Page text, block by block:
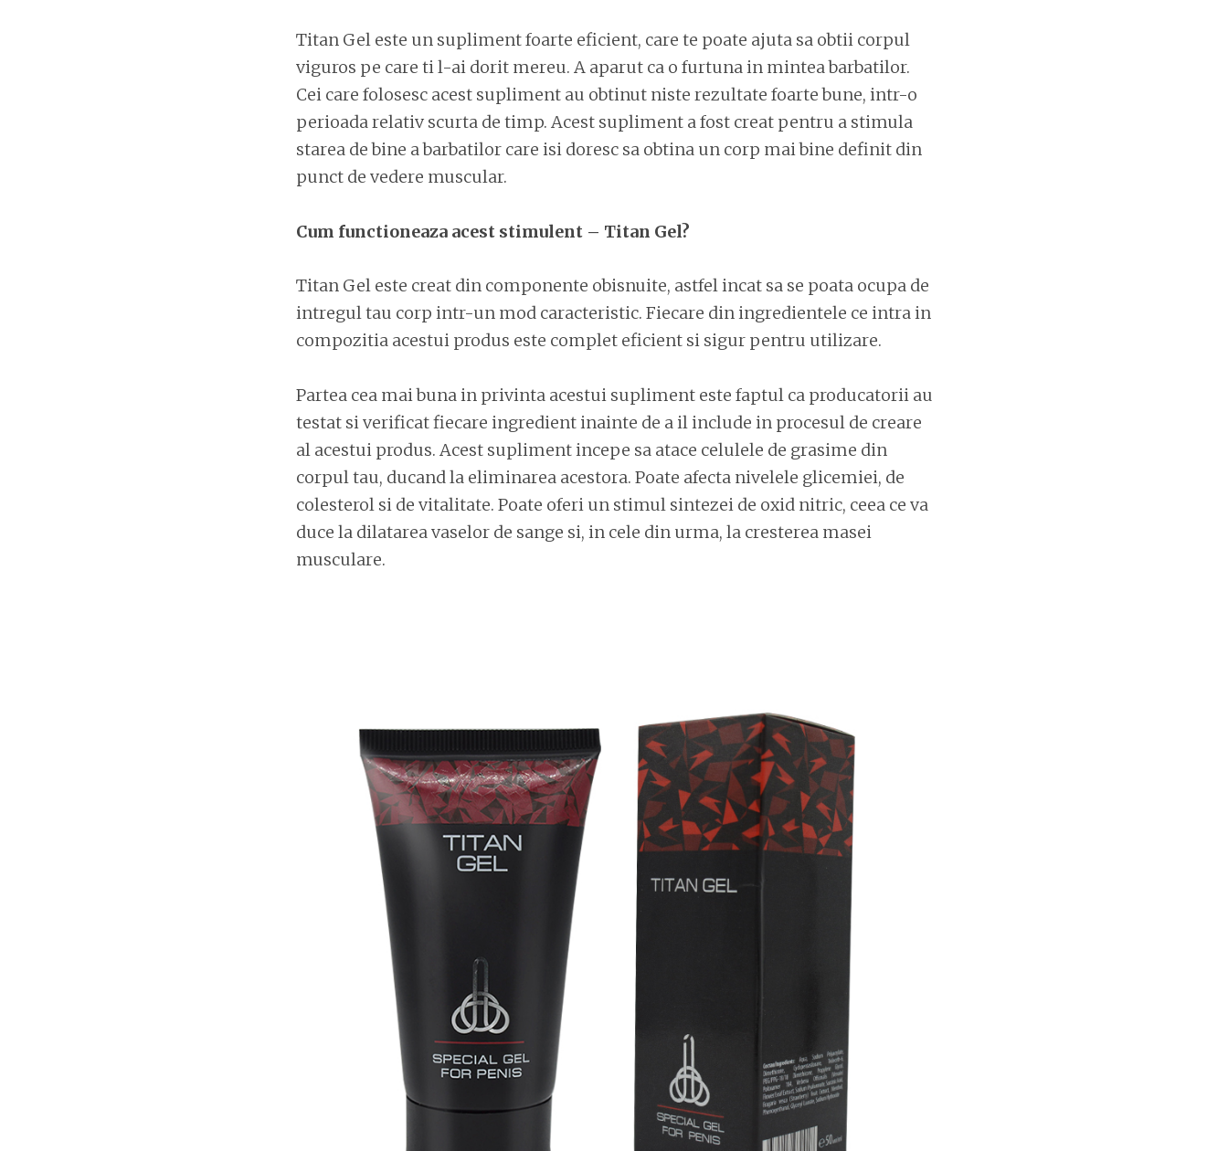
Titan Gel este un supliment foarte eficient, care te poate ajuta sa obtii corpul
viguros pe care ti l-ai dorit mereu. A aparut ca o furtuna in mintea barbatilor.
Cei care folosesc acest supliment au obtinut niste rezultate foarte bune, intr-o
perioada relativ scurta de timp. Acest supliment a fost creat pentru a stimula
starea de bine a barbatilor care isi doresc sa obtina un corp mai bine definit din
punct de vedere muscular.
Cum functioneaza acest stimulent – Titan Gel?
Titan Gel este creat din componente obisnuite, astfel incat sa se poata ocupa de
intregul tau corp intr-un mod caracteristic. Fiecare din ingredientele ce intra in
compozitia acestui produs este complet eficient si sigur pentru utilizare.
Partea cea mai buna in privinta acestui supliment este faptul ca producatorii au
testat si verificat fiecare ingredient inainte de a il include in procesul de creare
al acestui produs. Acest supliment incepe sa atace celulele de grasime din
corpul tau, ducand la eliminarea acestora. Poate afecta nivelele glicemiei, de
colesterol si de vitalitate. Poate oferi un stimul sintezei de oxid nitric, ceea ce va
duce la dilatarea vaselor de sange si, in cele din urma, la cresterea masei
musculare.